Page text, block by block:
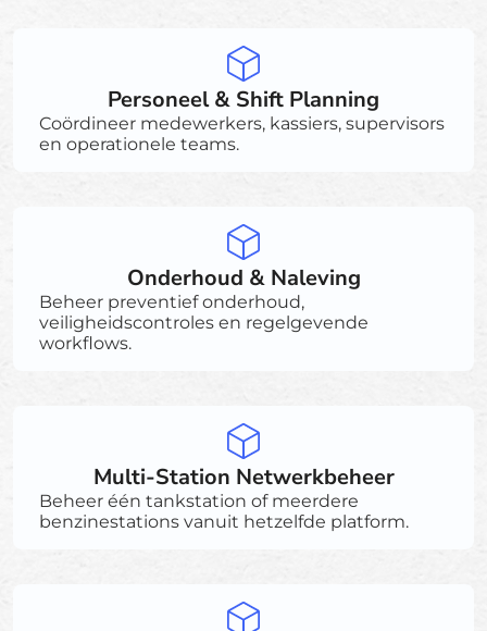
Personeel & Shift Planning
Coördineer medewerkers, kassiers, supervisors
en operationele teams.
Onderhoud & Naleving
Beheer preventief onderhoud,
veiligheidscontroles en regelgevende
workflows.
Multi-Station Netwerkbeheer
Beheer één tankstation of meerdere
benzinestations vanuit hetzelfde platform.